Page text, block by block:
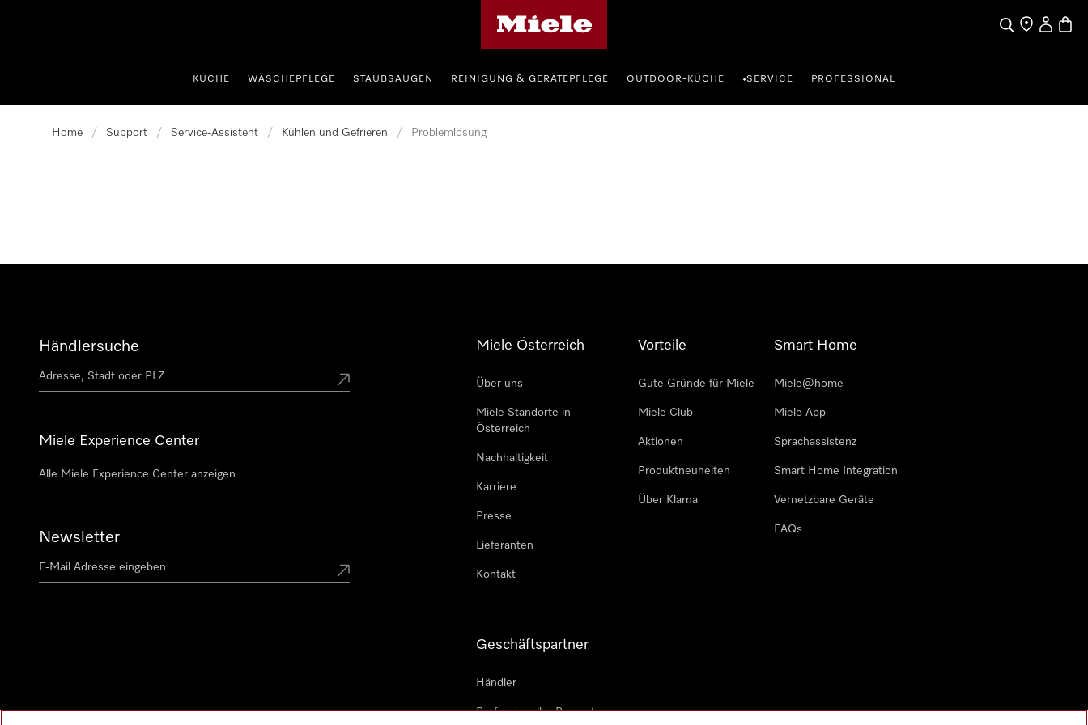
SucheHändlersuche
KÜCHE WÄSCHEPFLEGE STAUBSAUGEN REINIGUNG & GERÄTEPFLEGE OUTDOOR-KÜCHE •SERVICE PROFESSIONAL
Home / Support / Service-Assistent / Kühlen und Gefrieren / Problemlösung
Händlersuche
Miele Experience Center
Alle Miele Experience Center anzeigen
Newsletter
Miele Österreich
Über uns
Miele Standorte in
Österreich
Nachhaltigkeit
Karriere
Presse
Lieferanten
Kontakt
Vorteile
Gute Gründe für Miele
Miele Club
Aktionen
Produktneuheiten
Über Klarna
Smart Home
Miele@home
Miele App
Sprachassistenz
Smart Home Integration
Vernetzbare Geräte
FAQs
Geschäftspartner
Händler
Professioneller Reparateur